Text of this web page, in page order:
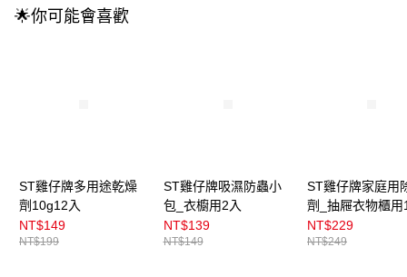
🌟你可能會喜歡
ST雞仔牌多用途乾燥
劑10g12入
NT$149
NT$199
ST雞仔牌吸濕防蟲小
包_衣櫥用2入
NT$139
NT$149
ST雞仔牌家庭用
劑_抽屜衣物櫃用
NT$229
NT$249